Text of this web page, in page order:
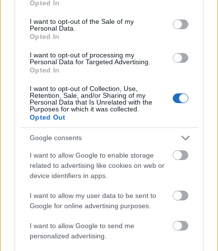
use your data for below specified purposes in below Google
consent section.
Opted In
I want to opt-out of the Sale of my
Personal Data.
Opted In
I want to opt-out of processing my
Personal Data for Targeted Advertising.
Opted In
I want to opt-out of Collection, Use,
Retention, Sale, and/or Sharing of my
Personal Data that Is Unrelated with the
Purposes for which it was collected.
Opted Out
Google consents
I want to allow Google to enable storage
related to advertising like cookies on web or
device identifiers in apps.
I want to allow my user data to be sent to
Google for online advertising purposes.
I want to allow Google to send me
personalized advertising.
IG @negin_mirsalehi
Οι διαφορές και η σημασία
των δύο εννοιών
Η κατανόηση της διαφοράς μεταξύ vegan και
cruelty-free είναι σημαντική για όλους εμάς που
ίσως επιθυμούμε να κάνουμε πιο συνειδητές
ετικέτες δείχνουν ευαισθησία απέναντι στα ζώα,